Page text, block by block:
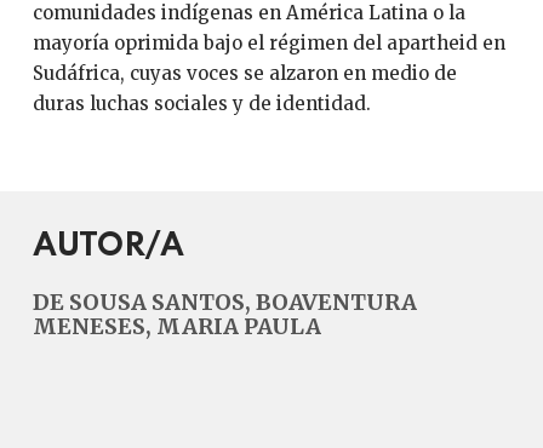
comunidades indígenas en América Latina o la
mayoría oprimida bajo el régimen del apartheid en
Sudáfrica, cuyas voces se alzaron en medio de
duras luchas sociales y de identidad.
AUTOR/A
DE SOUSA SANTOS, BOAVENTURA
MENESES, MARIA PAULA